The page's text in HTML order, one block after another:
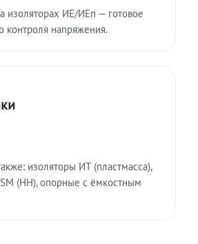
изоляторах ИЕ/ИЕп — готовое
контроля напряжения.
изоляторы ИТ (пластмасса),
(НН), опорные с ёмкостным